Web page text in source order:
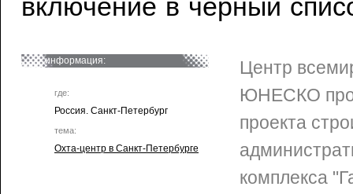
включение в черный
информация:
где:
Россия. Санкт-Петербург
тема:
Охта-центр в Санкт-Петербурге
Центр
ЮНЕСКО
проекта
комплекса